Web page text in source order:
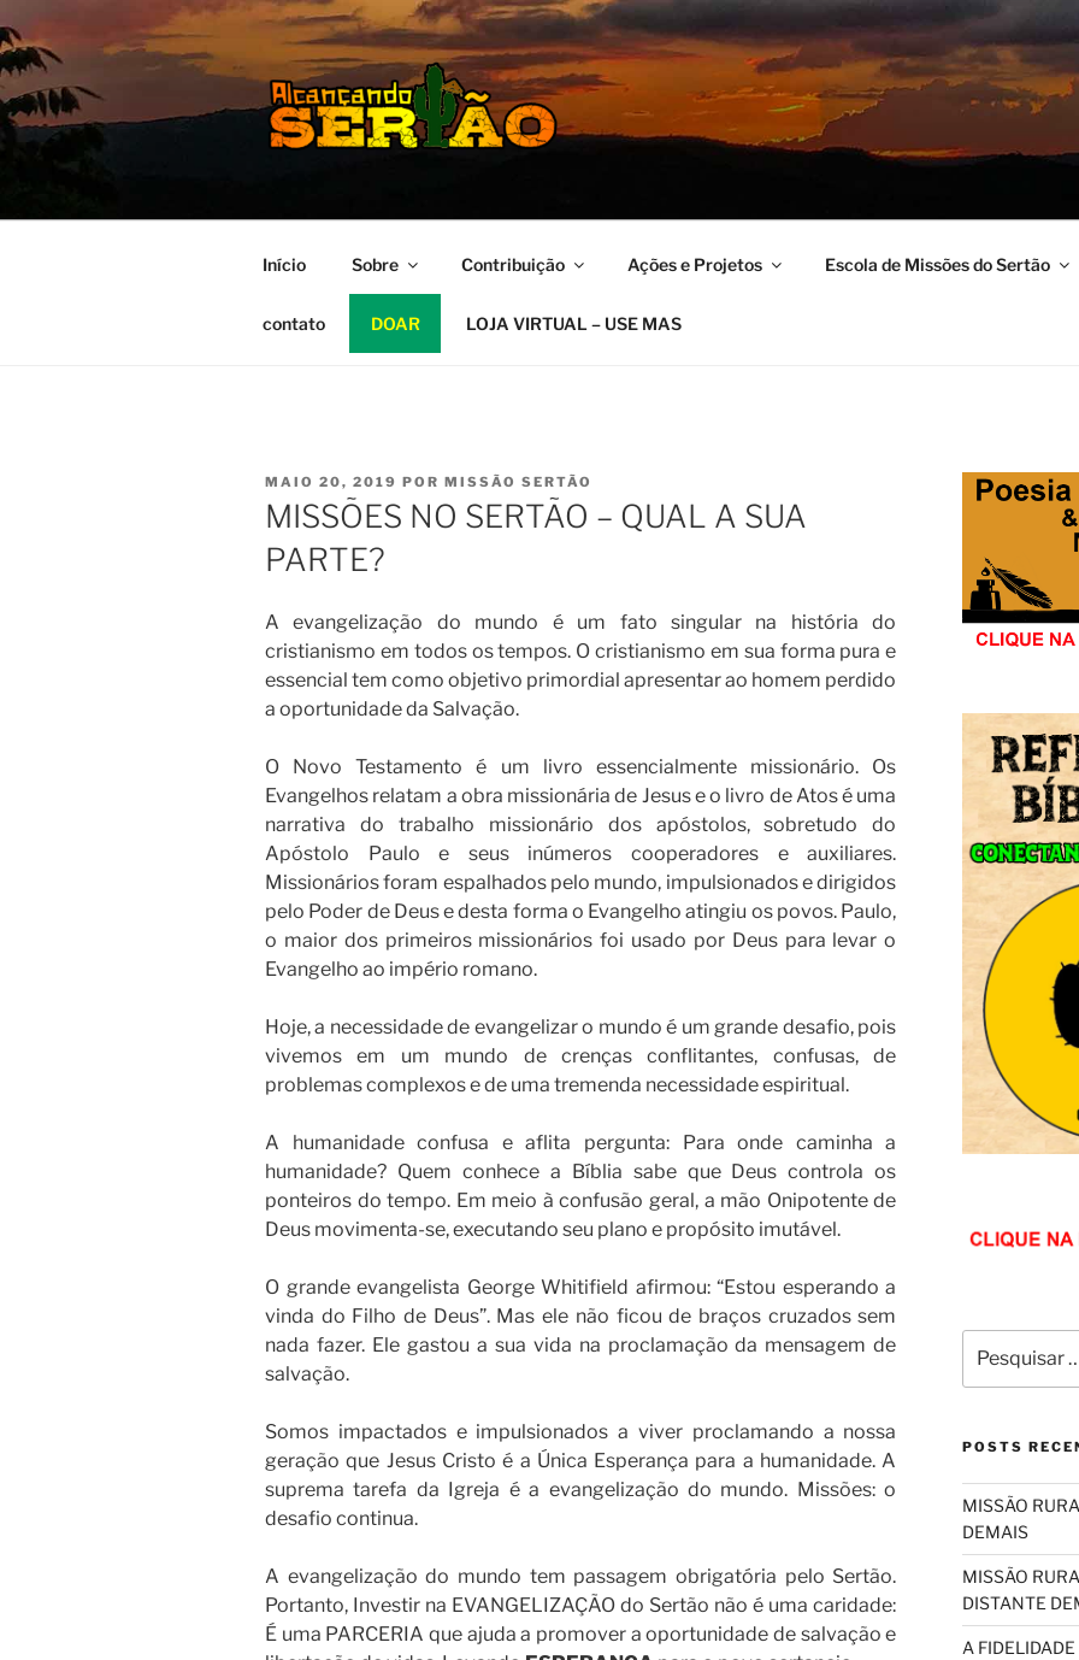
para
o
conteúdo
Início Sobre Contribuição Ações e Projetos Escola de Missões do Sertão
contato DOAR LOJA VIRTUAL – USE MAS
PUBLICADO
EM
MAIO 20, 2019 POR MISSÃO SERTÃO
MISSÕES NO SERTÃO – QUAL A SUA
PARTE?
A evangelização do mundo é um fato singular na história do
cristianismo em todos os tempos. O cristianismo em sua forma pura e
essencial tem como objetivo primordial apresentar ao homem perdido
a oportunidade da Salvação.
O Novo Testamento é um livro essencialmente missionário. Os
Evangelhos relatam a obra missionária de Jesus e o livro de Atos é uma
narrativa do trabalho missionário dos apóstolos, sobretudo do
Apóstolo Paulo e seus inúmeros cooperadores e auxiliares.
Missionários foram espalhados pelo mundo, impulsionados e dirigidos
pelo Poder de Deus e desta forma o Evangelho atingiu os povos. Paulo,
o maior dos primeiros missionários foi usado por Deus para levar o
Evangelho ao império romano.
Hoje, a necessidade de evangelizar o mundo é um grande desafio, pois
vivemos em um mundo de crenças conflitantes, confusas, de
problemas complexos e de uma tremenda necessidade espiritual.
A humanidade confusa e aflita pergunta: Para onde caminha a
humanidade? Quem conhece a Bíblia sabe que Deus controla os
ponteiros do tempo. Em meio à confusão geral, a mão Onipotente de
Deus movimenta-se, executando seu plano e propósito imutável.
O grande evangelista George Whitifield afirmou: “Estou esperando a
vinda do Filho de Deus”. Mas ele não ficou de braços cruzados sem
nada fazer. Ele gastou a sua vida na proclamação da mensagem de
salvação.
Somos impactados e impulsionados a viver proclamando a nossa
geração que Jesus Cristo é a Única Esperança para a humanidade. A
suprema tarefa da Igreja é a evangelização do mundo. Missões: o
desafio continua.
A evangelização do mundo tem passagem obrigatória pelo Sertão.
Portanto, Investir na EVANGELIZAÇÃO do Sertão não é uma caridade:
É uma PARCERIA que ajuda a promover a oportunidade de salvação e
por:
POSTS
MISSÃO
DEMAIS
MISSÃO
DISTANTE
A